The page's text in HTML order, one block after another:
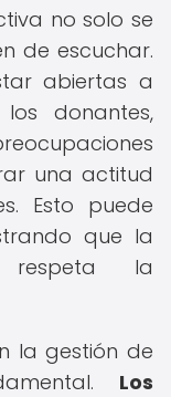
no solo se
de escuchar.
abiertas a
donantes,
una actitud
Esto puede
que la
respeta la
la gestión de
Los